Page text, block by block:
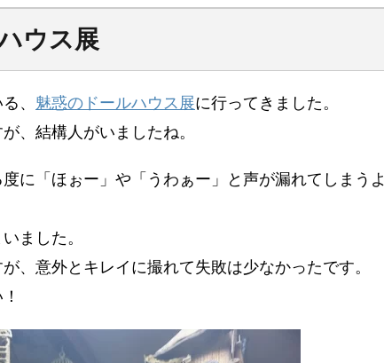
ウス展
、 魅惑のドールハウス展に行ってきました。
、結構人がいましたね。
に「ほぉー」や「うわぁー」と声が漏れてしまうよ
ました。
、意外とキレイに撮れて失敗は少なかったです。